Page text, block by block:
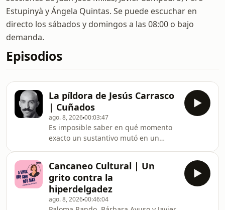
Estupinyà y Ángela Quintas. Se puede escuchar en
directo los sábados y domingos a las 08:00 o bajo
demanda.
Episodios
La píldora de Jesús Carrasco
| Cuñados
ago. 8, 202600:03:47
Es imposible saber en qué momento
exacto un sustantivo mutó en un
Cancaneo Cultural | Un
grito contra la
hiperdelgadez
ago. 8, 202600:46:04